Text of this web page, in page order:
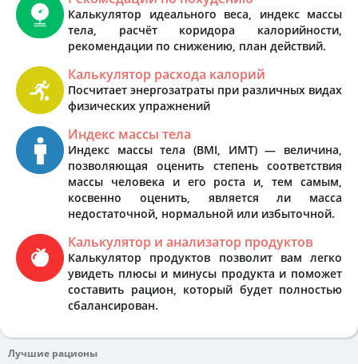
Калькулятор идеального веса, индекс массы
тела, расчёт коридора калорийности,
рекомендации по снижению, план действий.
Калькулятор расхода калорий
Посчитает энергозатраты при различных видах
физических упражнений
Индекс массы тела
Индекс массы тела (BMI, ИМТ) — величина,
позволяющая оценить степень соответствия
массы человека и его роста и, тем самым,
косвенно оценить, является ли масса
недостаточной, нормальной или избыточной.
Калькулятор и анализатор продуктов
Калькулятор продуктов позволит вам легко
увидеть плюсы и минусы продукта и поможет
составить рацион, который будет полностью
сбалансирован.
Лучшие рационы